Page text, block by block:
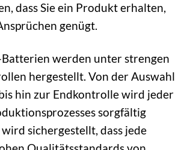
dass Sie ein Produkt erhalten,
genügt.
werden unter strengen
hergestellt. Von der Auswahl
hin zur Endkontrolle wird jeder
sorgfältig
sichergestellt, dass jede